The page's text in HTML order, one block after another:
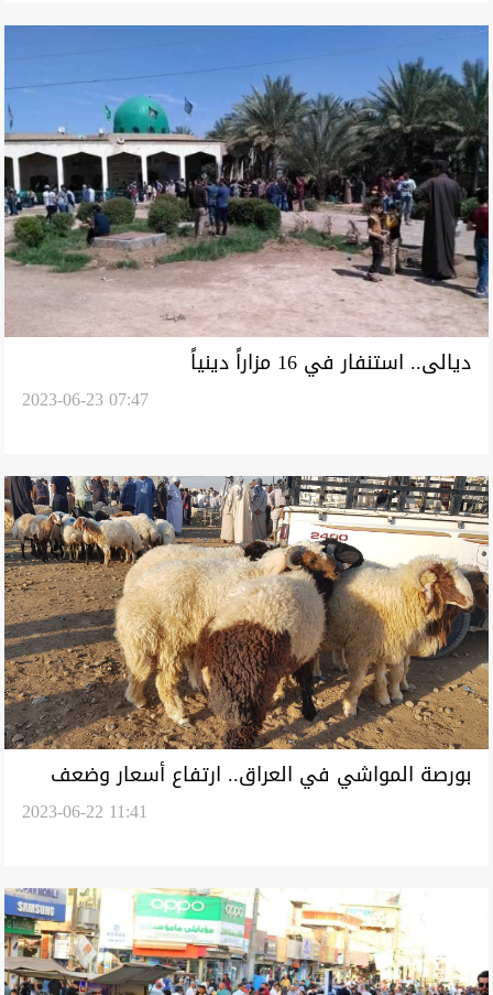
ديالى.. استنفار في 16 مزاراً دينياً
2023-06-23 07:47
بورصة المواشي في العراق.. ارتفاع أسعار وضعف
2023-06-22 11:41